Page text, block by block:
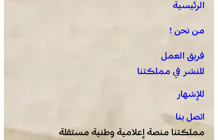
يقظة أمنية وتنظيم محكم يواكبان افتتاح مهرجان الزربية
الثقافي
الرئيسية
من نحن !
فريق العمل
للنشر في مملكتنا
للإشهار
اتصل بنا
مملكتنا منصة إعلامية وطنية مستقلة